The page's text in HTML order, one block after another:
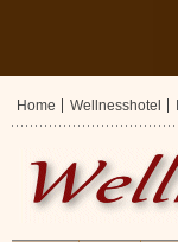
Home Wellnesshotel